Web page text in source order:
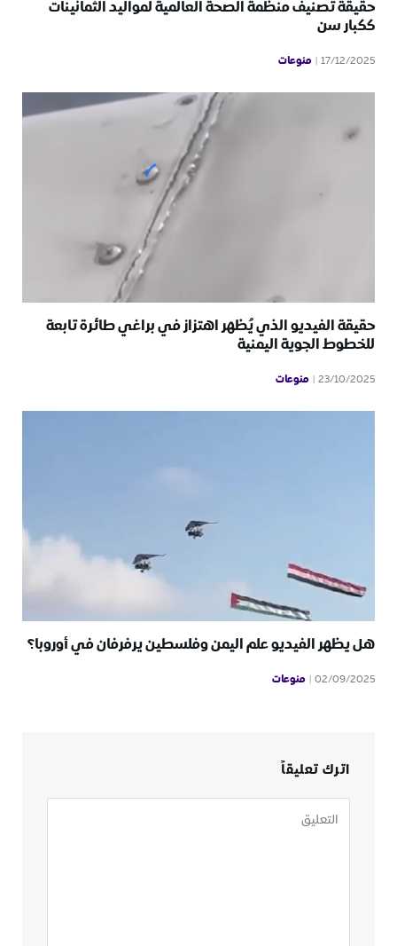
حقيقة تصنيف منظمة الصحة العالمية لمواليد الثمانينات
ككبار سن
17/12/2025 منوعات
حقيقة الفيديو الذي يُظهر اهتزاز في براغي طائرة تابعة
للخطوط الجوية اليمنية
23/10/2025 منوعات
هل يظهر الفيديو علم اليمن وفلسطين يرفرفان في أوروبا؟
02/09/2025 منوعات
اترك تعليقاً